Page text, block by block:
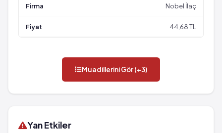
Nobel İlaç
44,68 TL
Muadillerini Gör (+3)
Yan Etkiler